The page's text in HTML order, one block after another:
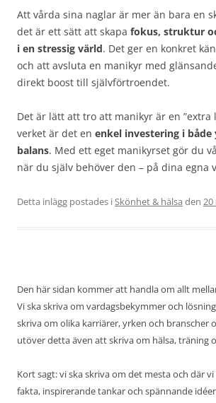
Att vårda sina naglar är mer än bara en
det är ett sätt att skapa fokus, struktur
i en stressig värld. Det ger en konkret
och att avsluta en manikyr med
direkt boost till självförtroendet.
Det är lätt att tro att manikyr är en ”extra
verket är det en enkel investering i
balans. Med ett eget manikyrset gör du
när du själv behöver den – på dina egna
Detta inlägg postades iSkönhet & hälsa den 20
Den här sidan kommer att handla om allt
Vi ska skriva om vardagsbekymmer och
skriva om olika karriärer, yrken och branscher
utöver detta även att skriva om hälsa, träning
Kort sagt: vi ska skriva om det mesta och där
fakta, inspirerande tankar och spännande